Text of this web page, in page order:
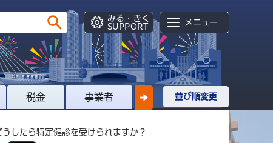
みる・きく
SUPPORT
メニュー
税金 事業者 並び順変更
したら特定健診を受けられますか？